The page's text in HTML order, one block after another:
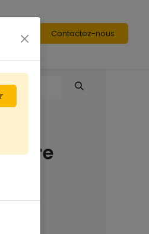
Contactez-nous